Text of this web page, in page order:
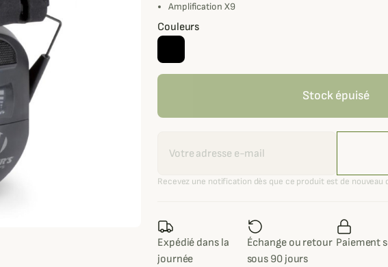
Amplification X9
Couleurs
Stock épuisé
Recevez une notification dès que ce produit est de nouveau
Expédié dans la
journée
Échange ou retour
sous 90 jours
Paiement